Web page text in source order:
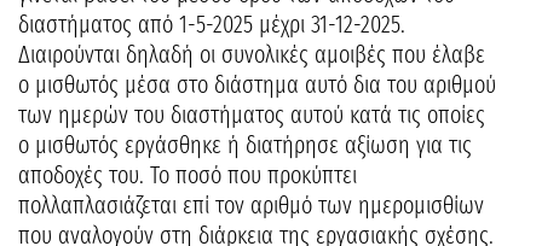
διαστήματος από 1-5-2025 μέχρι 31-12-2025.
Διαιρούνται δηλαδή οι συνολικές αμοιβές που έλαβε
ο μισθωτός μέσα στο διάστημα αυτό δια του αριθμού
των ημερών του διαστήματος αυτού κατά τις οποίες
ο μισθωτός εργάσθηκε ή διατήρησε αξίωση για τις
αποδοχές του. Το ποσό που προκύπτει
πολλαπλασιάζεται επί τον αριθμό των ημερομισθίων
που αναλογούν στη διάρκεια της εργασιακής σχέσης.